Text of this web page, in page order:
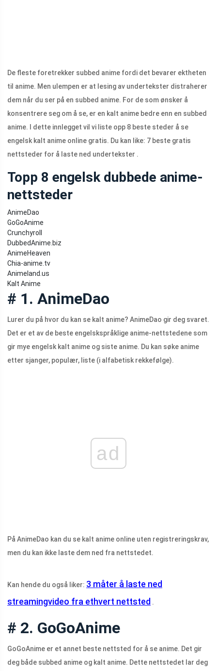
De fleste foretrekker subbed anime fordi det bevarer ektheten
til anime. Men ulempen er at lesing av undertekster distraherer
dem når du ser på en subbed anime. For de som ønsker å
konsentrere seg om å se, er en kalt anime bedre enn en subbed
anime. I dette innlegget vil vi liste opp 8 beste steder å se
engelsk kalt anime online gratis. Du kan like: 7 beste gratis
nettsteder for å laste ned undertekster .
Topp 8 engelsk dubbede anime-
nettsteder
AnimeDao
GoGoAnime
Crunchyroll
DubbedAnime.biz
AnimeHeaven
Chia-anime.tv
Animeland.us
Kalt Anime
# 1. AnimeDao
Lurer du på hvor du kan se kalt anime? AnimeDao gir deg svaret.
Det er et av de beste engelskspråklige anime-nettstedene som
gir mye engelsk kalt anime og siste anime. Du kan søke anime
etter sjanger, populær, liste (i alfabetisk rekkefølge).
ad
På AnimeDao kan du se kalt anime online uten registreringskrav,
men du kan ikke laste dem ned fra nettstedet.
Kan hende du også liker: 3 måter å laste ned
streamingvideo fra ethvert nettsted .
# 2. GoGoAnime
GoGoAnime er et annet beste nettsted for å se anime. Det gir
deg både subbed anime og kalt anime. Dette nettstedet lar deg